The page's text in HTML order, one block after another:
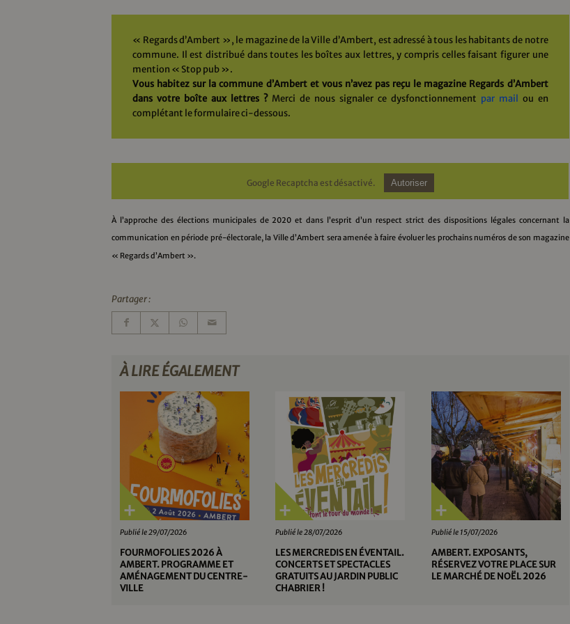
« Regards d’Ambert », le magazine de la Ville d’Ambert, est adressé à tous les habitants de notre
commune. Il est distribué dans toutes les boîtes aux lettres, y compris celles faisant figurer une
mention « Stop pub ».
Vous habitez sur la commune d’Ambert et vous n’avez pas reçu le magazine Regards d’Ambert
dans votre boîte aux lettres ?Merci de nous signaler ce dysfonctionnement par mail ou en
complétant le formulaire ci-dessous.
Google Recaptcha est désactivé. Autoriser
À l’approche des élections municipales de 2020 et dans l’esprit d’un respect strict des dispositions légales concernant la
communication en période pré-électorale, la Ville d’Ambert sera amenée à faire évoluer les prochains numéros de son magazine
« Regards d’Ambert ».
Partager :
À LIRE ÉGALEMENT
Publié le 29/07/2026
FOURMOFOLIES 2026 À
AMBERT. PROGRAMME ET
AMÉNAGEMENT DU CENTRE-
VILLE
Publié le 28/07/2026
LES MERCREDIS EN ÉVENTAIL.
CONCERTS ET SPECTACLES
GRATUITS AU JARDIN PUBLIC
CHABRIER !
Publié le 15/07/2026
AMBERT. EXPOSANTS,
RÉSERVEZ VOTRE PLACE SUR
LE MARCHÉ DE NOËL 2026